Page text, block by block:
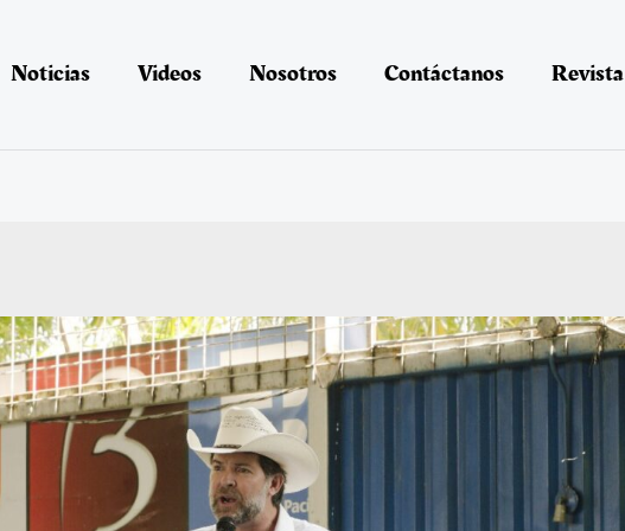
Noticias Videos Nosotros Contáctanos Revista